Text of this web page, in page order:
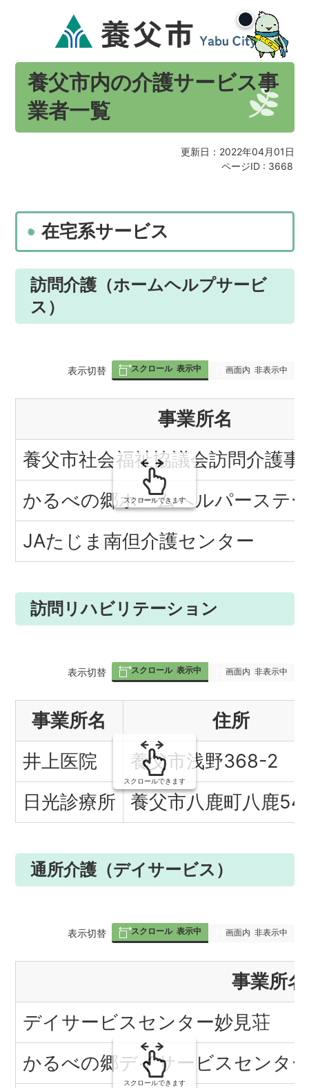
養父市内の介護サービス事
業者一覧
更新日：2022年04月01日
ページID : 3668
在宅系サービス
訪問介護（ホームヘルプサービ
ス）
表
組
の
表示切替 スクロール 表示中 画面内 非表示中
事業所名
養父市社会福祉協議会訪問介護事
かるべの郷ホームヘルパーステ
JAたじま南但介護センター
スクロールできます
訪問リハビリテーション
表
組
み
の
表示切替 スクロール 表示中 画面内 非表示中
事業所名
住所
井上医院
養父市浅野368-2
日光診療所
養父市八鹿町八鹿
スクロールできます
通所介護（デイサービス）
表
組
の
表示切替 スクロール 表示中 画面内 非表示中
事業所名
デイサービスセンター妙見荘
かるべの郷デイサービスセンタ
スクロールできます